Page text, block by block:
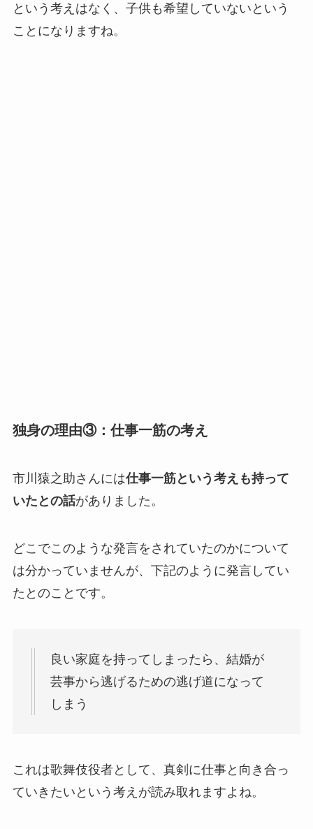
という考えはなく、子供も希望していないという
ことになりますね。
独身の理由③：仕事一筋の考え
市川猿之助さんには仕事一筋という考えも持って
いたとの話がありました。
どこでこのような発言をされていたのかについて
は分かっていませんが、下記のように発言してい
たとのことです。
良い家庭を持ってしまったら、結婚が
芸事から逃げるための逃げ道になって
しまう
これは歌舞伎役者として、真剣に仕事と向き合っ
ていきたいという考えが読み取れますよね。